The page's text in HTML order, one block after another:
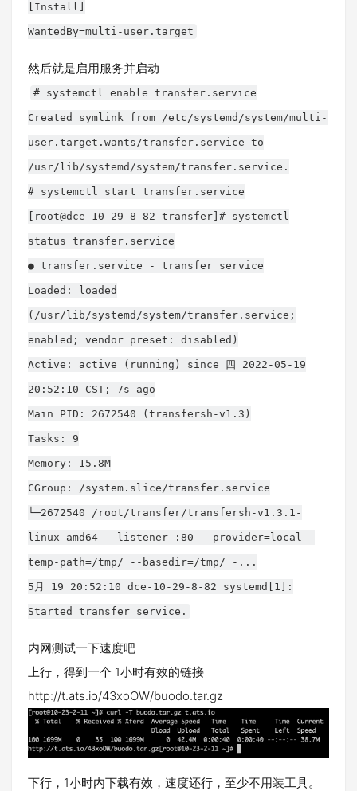
[Install]
WantedBy=multi-user.target
然后就是启用服务并启动
# systemctl enable transfer.service
Created symlink from /etc/systemd/system/multi-
user.target.wants/transfer.service to
/usr/lib/systemd/system/transfer.service.
# systemctl start transfer.service
[root@dce-10-29-8-82 transfer]# systemctl
status transfer.service
● transfer.service - transfer service
Loaded: loaded
(/usr/lib/systemd/system/transfer.service;
enabled; vendor preset: disabled)
Active: active (running) since 四 2022-05-19
20:52:10 CST; 7s ago
Main PID: 2672540 (transfersh-v1.3)
Tasks: 9
Memory: 15.8M
CGroup: /system.slice/transfer.service
└─2672540 /root/transfer/transfersh-v1.3.1-
linux-amd64 --listener :80 --provider=local -
temp-path=/tmp/ --basedir=/tmp/ -...
5月 19 20:52:10 dce-10-29-8-82 systemd[1]:
Started transfer service.
内网测试一下速度吧
上行，得到一个 1小时有效的链接
http://t.ats.io/43xoOW/buodo.tar.gz
下行，1小时内下载有效，速度还行，至少不用装工具。